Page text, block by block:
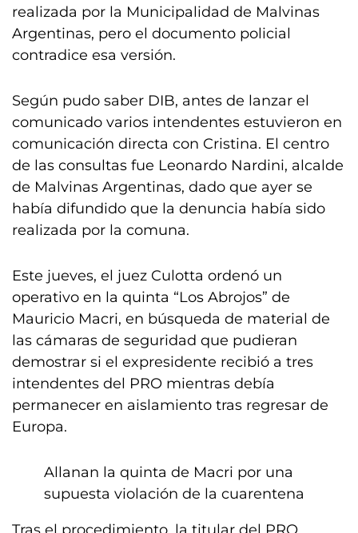
realizada por la Municipalidad de Malvinas
Argentinas, pero el documento policial
contradice esa versión.
Según pudo saber DIB, antes de lanzar el
comunicado varios intendentes estuvieron en
comunicación directa con Cristina. El centro
de las consultas fue Leonardo Nardini, alcalde
de Malvinas Argentinas, dado que ayer se
había difundido que la denuncia había sido
realizada por la comuna.
Este jueves, el juez Culotta ordenó un
operativo en la quinta “Los Abrojos” de
Mauricio Macri, en búsqueda de material de
las cámaras de seguridad que pudieran
demostrar si el expresidente recibió a tres
intendentes del PRO mientras debía
permanecer en aislamiento tras regresar de
Europa.
Allanan la quinta de Macri por una
supuesta violación de la cuarentena